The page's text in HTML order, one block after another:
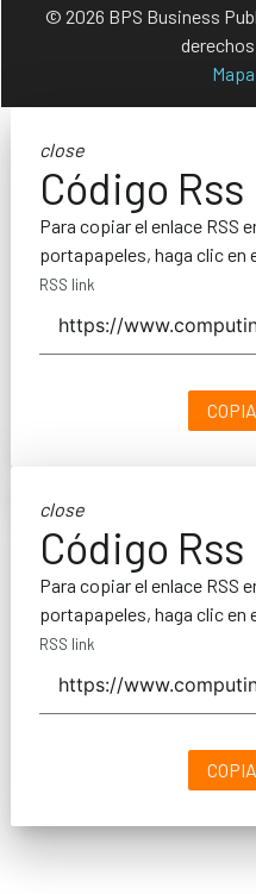
© 2026 BPS Business
close
Código Rss
Para copiar el enlace RSS
portapapeles, haga clic en
RSS link
close
Código Rss
Para copiar el enlace RSS
portapapeles, haga clic en
RSS link